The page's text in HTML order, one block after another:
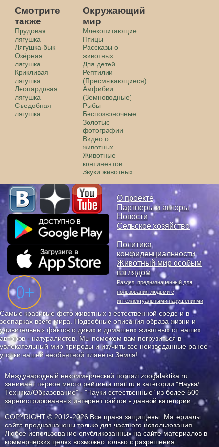
Смотрите
также
Прудовая
лягушка
Лягушка-бык
Озёрная
лягушка
Крикливая
лягушка
Леопардовая
лягушка
Съедобная
лягушка
Окружающий
мир
Млекопитающие
Птицы
Рассказы о
животных
Для детей
Рептилии
(Пресмыкающиеся)
Амфибии
(Земноводные)
Рыбы
Беспозвоночные
Золотые
фотографии
Видео о
животных
Животные
континентов
Звуки животных
О проекте
Партнеры и авторы
Новости
Сельское хозяйство
Политика
конфиденциальности
Животный мир особым
взглядом
Раздел, предназначенный для
пользования людьми с
интеллектуальными нарушениями
Самые красивые фото животных в естественной среде и в
зоопарках всего мира. Подробные описания образа жизни и
удивительных фактов о диких и домашних животных от наших
авторов - натуралистов. Мы поможем вам погрузиться в
увлекательный мир природы и изучить все неизведанные ранее
уголки нашей необъятной планеты Земля!
Международный некоммерческий портал zoogalaktika.ru
занимает первое месторейтинга mail.ru в категории "Наука/
Техника/Образование" - "Науки естественные" из более 500
зарегистрированных интернет сайтов в данной категории.
COPYRIGHT © 2012-2026 Все права защищены. Материалы
сайта предназначены только для частного использования.
Любое использование опубликованных на сайте материалов в
коммерческих целях возможно только с разрешения